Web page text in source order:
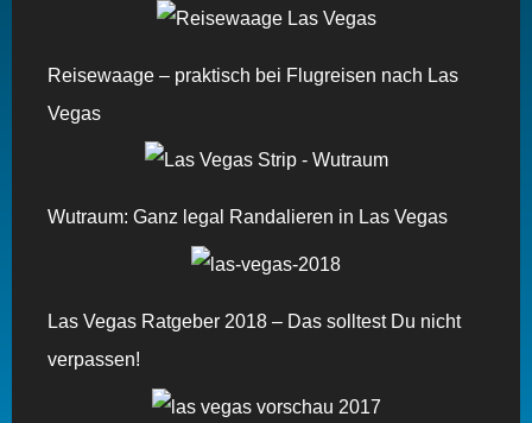
Reisewaage – praktisch bei Flugreisen nach Las
Vegas
Wutraum: Ganz legal Randalieren in Las Vegas
Las Vegas Ratgeber 2018 – Das solltest Du nicht
verpassen!